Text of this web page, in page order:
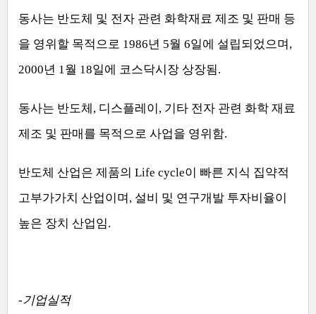
동사는 반도체 및 전자 관련 화학재료 제조 및 판매 등
을 영위할 목적으로 1986년 5월 6일에 설립되었으며 ,
2000년 1월 18일에 코스닥시장 상장됨.
동사는 반도체 , 디스플레이 , 기타 전자 관련 화학 재료
제조 및 판매를 목적으로 사업을 영위함.
반도체 산업은 제품의 Life cycle이 빠른 지식 집약적
고부가가치 산업이며 , 설비 및 연구개발 투자비율이
높은 장치 산업임.
-기업실적